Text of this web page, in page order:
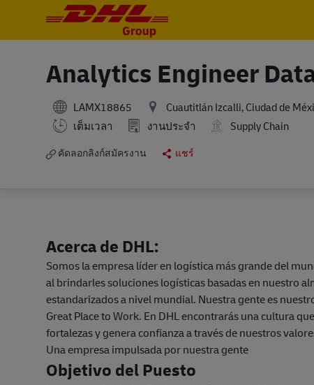
Analytics Engineer
LAMX18865 Cuautitlán Izcalli, Ciudad de
เต็มเวลา
งานประจำ Supply Chain
คัดลอกลิงก์สมัครงาน แชร์
Acerca de DHL:
Somos la empresa líder en logística más grande del
al brindarles soluciones logísticas basadas en nuestro
estandarizados a nivel mundial. Nuestra gente es
Great Place to Work. En DHL encontrarás una cultura
fortalezas y genera confianza a través de nuestros
Una empresa impulsada por nuestra gente
Objetivo del Puesto